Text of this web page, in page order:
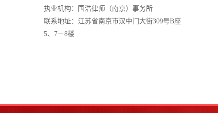
执业机构：国浩律师（南京）事务所
联系地址：江苏省南京市汉中门大街309号B座
5、7－8楼